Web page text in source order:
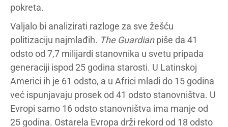
pokreta.
Valjalo bi analizirati razloge za sve žešću
politizaciju najmlađih. The Guardianpiše da 41
odsto od 7,7 milijardi stanovnika u svetu pripada
generaciji ispod 25 godina starosti. U Latinskoj
Americi ih je 61 odsto, a u Africi mladi do 15 godina
već ispunjavaju prosek od 41 odsto stanovništva. U
Evropi samo 16 odsto stanovništva ima manje od
25 godina. Ostarela Evropa drži rekord od 18 odsto